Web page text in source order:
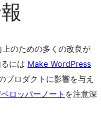
のための多くの改良が
には Make WordPress
プロダクトに影響を与え
ロッパーノート を注意深